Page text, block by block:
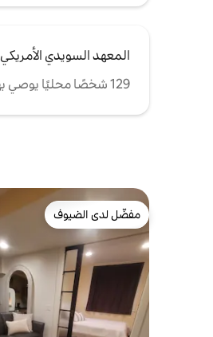
المعهد السويدي الأمريكي
129 شخصًا محليًا يوصي بهذا
مفضّل لدى الضيوف
مفضّل لدى الضيوف